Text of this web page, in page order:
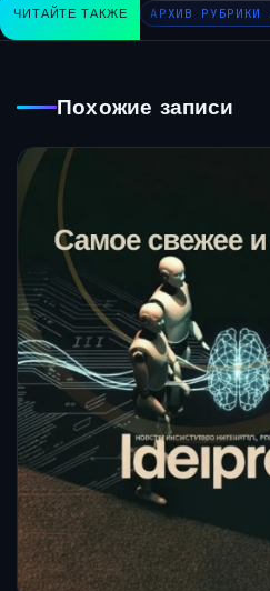
ЧИТАЙТЕ ТАКЖЕ АРХИВ РУБРИКИ
Похожие записи